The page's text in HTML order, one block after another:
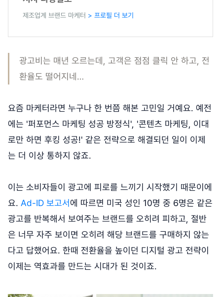
제조업계 브랜드 마케터 > 프로필 더 보기
광고비는 매년 오르는데, 고객은 점점 클릭 안 하고, 전
환율도 떨어지네…
요즘 마케터라면 누구나 한 번쯤 해본 고민일 거예요. 예전
에는 '퍼포먼스 마케팅 성공 방정식', '콘텐츠 마케팅, 이대
로만 하면 후킹 성공!' 같은 전략으로 해결되던 일이 이제
는 더 이상 통하지 않죠.
이는 소비자들이 광고에 피로를 느끼기 시작했기 때문이에
요. Ad-ID 보고서에 따르면 미국 성인 10명 중 6명은 같은
광고를 반복해서 보여주는 브랜드를 오히려 피하고, 절반
은 너무 자주 보이면 오히려 해당 브랜드를 구매하지 않는
다고 답했어요. 한때 전환율을 높이던 디지털 광고 전략이
이제는 역효과를 만드는 시대가 된 것이죠.